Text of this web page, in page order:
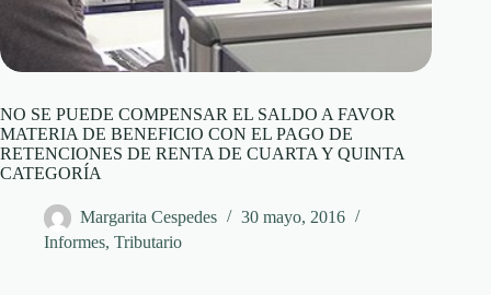
NO SE PUEDE COMPENSAR EL SALDO A FAVOR
MATERIA DE BENEFICIO CON EL PAGO DE
RETENCIONES DE RENTA DE CUARTA Y QUINTA
CATEGORÍA
Margarita Cespedes
30 mayo, 2016
Informes, Tributario